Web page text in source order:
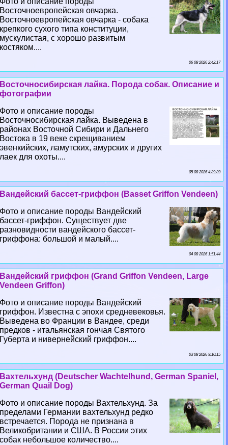
Восточноевропейская овчарка.
Восточноевропейская овчарка - собака
крепкого сухого типа конституции,
мускулистая, с хорошо развитым
костяком....
06 08 2026 2:42:17
Восточносибирская лайка. Порода собак. Описание и
фотографии
Фото и описание породы
Восточносибирская лайка. Выведена в
районах Восточной Сибири и Дальнего
Востока в 19 веке скрещиванием
эвенкийских, ламутских, амурских и других
лаек для охоты....
05 08 2026 4:39:39
Вандейский бассет-гриффон (Basset Griffon Vendeen)
Фото и описание породы Вандейский
бассет-гриффон. Существует две
разновидности вандейского бассет-
гриффона: большой и малый....
04 08 2026 1:51:44
Вандейский гриффон (Grand Griffon Vendeen, Large
Vendeen Griffon)
Фото и описание породы Вандейский
гриффон. Известна с эпохи средневековья.
Выведена во Франции в Вандее, среди
предков - итальянская гончая Святого
Губерта и нивернейский гриффон....
03 08 2026 9:10:15
Вахтельхунд (Deutscher Wachtelhund, German Spaniel,
German Quail Dog)
Фото и описание породы Вахтельхунд. За
пределами Германии вахтельхунд редко
встречается. Порода не признана в
Великобритании и США. В России этих
собак небольшое количество....